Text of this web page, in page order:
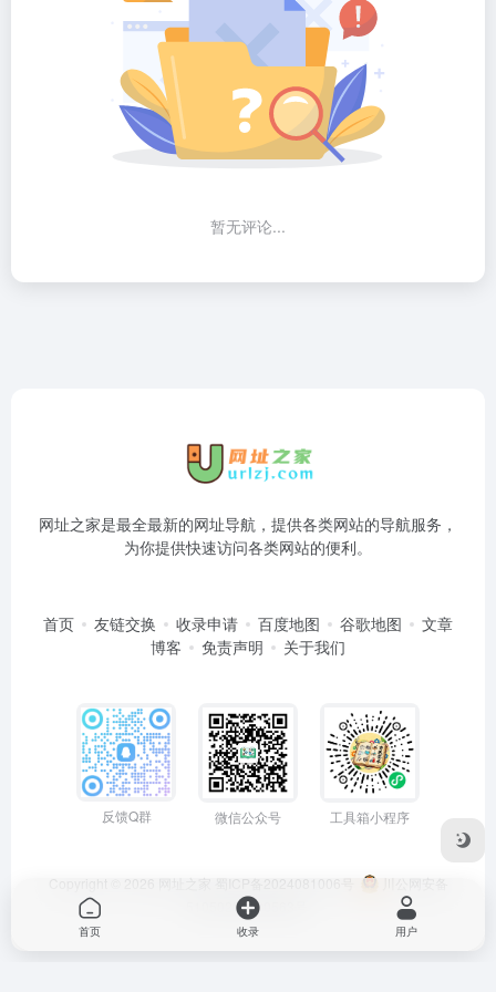
暂无评论...
网址之家是最全最新的网址导航，提供各类网站的导航服务，
为你提供快速访问各类网站的便利。
首页 友链交换 收录申请 百度地图 谷歌地图
文章
博客
免责声明 关于我们
反馈Q群 微信公众号 工具箱小程序
Copyright © 2026 网址之家 蜀ICP备2024081006号
川公网安备
51050202000563号
首页 收录 用户